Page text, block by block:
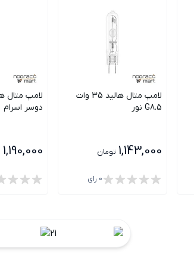
لامپ متال هالید 35 وات
G8.5 نور
1,143,000 تومان
0 رای
دوسر اسرام
1,190,000
1
2